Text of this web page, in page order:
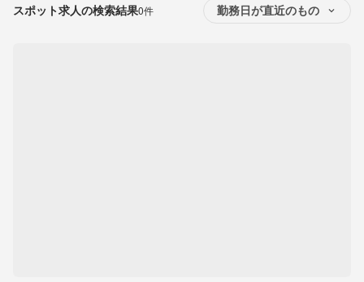
スポット求人の検索結果0件 勤務日が直近のもの